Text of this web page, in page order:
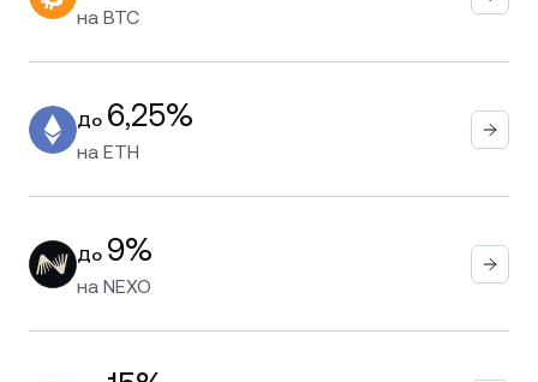
на BTC
До 6,25%
на ETH
До 9%
на NEXO